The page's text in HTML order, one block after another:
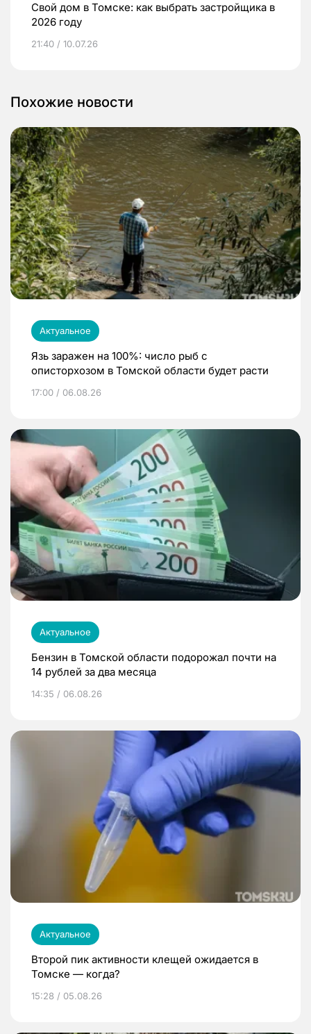
Свой дом в Томске: как выбрать застройщика в
2026 году
21:40 / 10.07.26
Похожие новости
Актуальное
Язь заражен на 100%: число рыб с
описторхозом в Томской области будет расти
17:00 / 06.08.26
Актуальное
Бензин в Томской области подорожал почти на
14 рублей за два месяца
14:35 / 06.08.26
Актуальное
Второй пик активности клещей ожидается в
Томске — когда?
15:28 / 05.08.26